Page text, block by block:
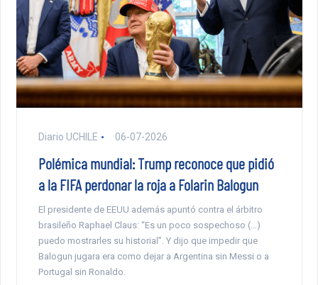
Diario UCHILE 06-07-2026
Polémica mundial: Trump reconoce que pidió
a la FIFA perdonar la roja a Folarin Balogun
El presidente de EEUU además apuntó contra el árbitro
brasileño Raphael Claus: “Es un poco sospechoso (…)
puedo mostrarles su historial”. Y dijo que impedir que
Balogun jugara era como dejar a Argentina sin Messi o a
Portugal sin Ronaldo.